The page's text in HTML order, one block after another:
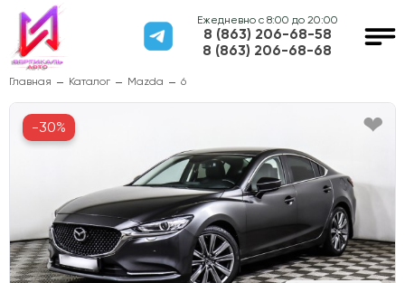
Ежедневно с 8:00 до 20:00
8 (863) 206-68-58
8 (863) 206-68-68
Главная Каталог Mazda 6
-30%